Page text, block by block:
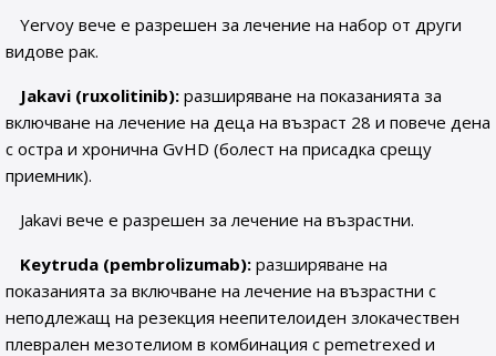
Yervoy вече е разрешен за лечение на набор от други
видове рак.
Jakavi (ruxolitinib): разширяване на показанията за
включване на лечение на деца на възраст 28 и повече дена
с остра и хронична GvHD (болест на присадка срещу
приемник).
Jakavi вече е разрешен за лечение на възрастни.
Keytruda (pembrolizumab): разширяване на
показанията за включване на лечение на възрастни с
неподлежащ на резекция неепителоиден злокачествен
плеврален мезотелиом в комбинация с pemetrexed и